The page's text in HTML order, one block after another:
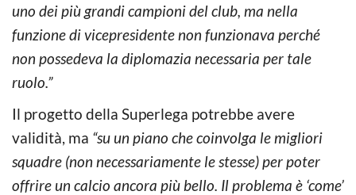
uno dei più grandi campioni del club, ma nella
funzione di vicepresidente non funzionava perché
non possedeva la diplomazia necessaria per tale
ruolo.”
Il progetto della Superlega potrebbe avere
validità, ma “su un piano che coinvolga le migliori
squadre (non necessariamente le stesse) per poter
offrire un calcio ancora più bello. Il problema è ‘come’